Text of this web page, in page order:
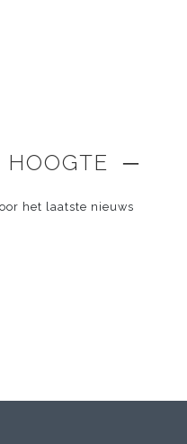
HOOGTE ─
het laatste nieuws